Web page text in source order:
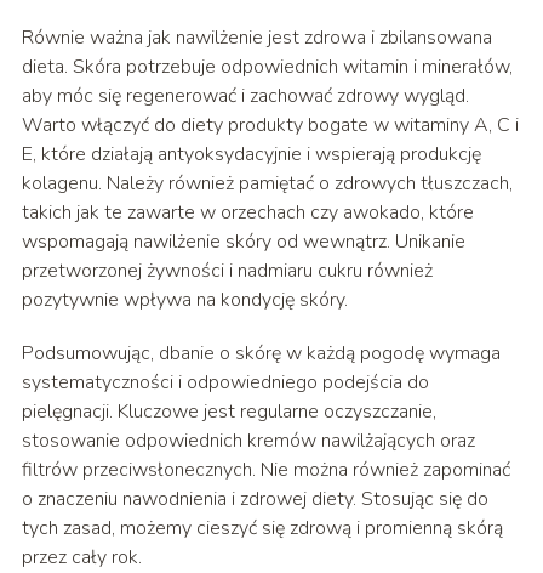
Równie ważna jak nawilżenie jest zdrowa i zbilansowana
dieta. Skóra potrzebuje odpowiednich witamin i minerałów,
aby móc się regenerować i zachować zdrowy wygląd.
Warto włączyć do diety produkty bogate w witaminy A, C i
E, które działają antyoksydacyjnie i wspierają produkcję
kolagenu. Należy również pamiętać o zdrowych tłuszczach,
takich jak te zawarte w orzechach czy awokado, które
wspomagają nawilżenie skóry od wewnątrz. Unikanie
przetworzonej żywności i nadmiaru cukru również
pozytywnie wpływa na kondycję skóry.
Podsumowując, dbanie o skórę w każdą pogodę wymaga
systematyczności i odpowiedniego podejścia do
pielęgnacji. Kluczowe jest regularne oczyszczanie,
stosowanie odpowiednich kremów nawilżających oraz
filtrów przeciwsłonecznych. Nie można również zapominać
o znaczeniu nawodnienia i zdrowej diety. Stosując się do
tych zasad, możemy cieszyć się zdrową i promienną skórą
przez cały rok.